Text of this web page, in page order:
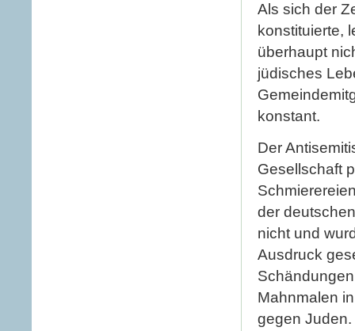
Als sich der
konstituierte,
überhaupt
jüdisches
konstant.
Der
Gesellschaft
der
nicht und
Ausdruck
Mahnmalen
gegen